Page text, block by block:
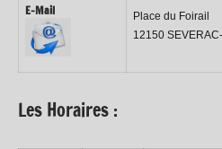
E-Mail
Place du Foirail
12150
Les Horaires :